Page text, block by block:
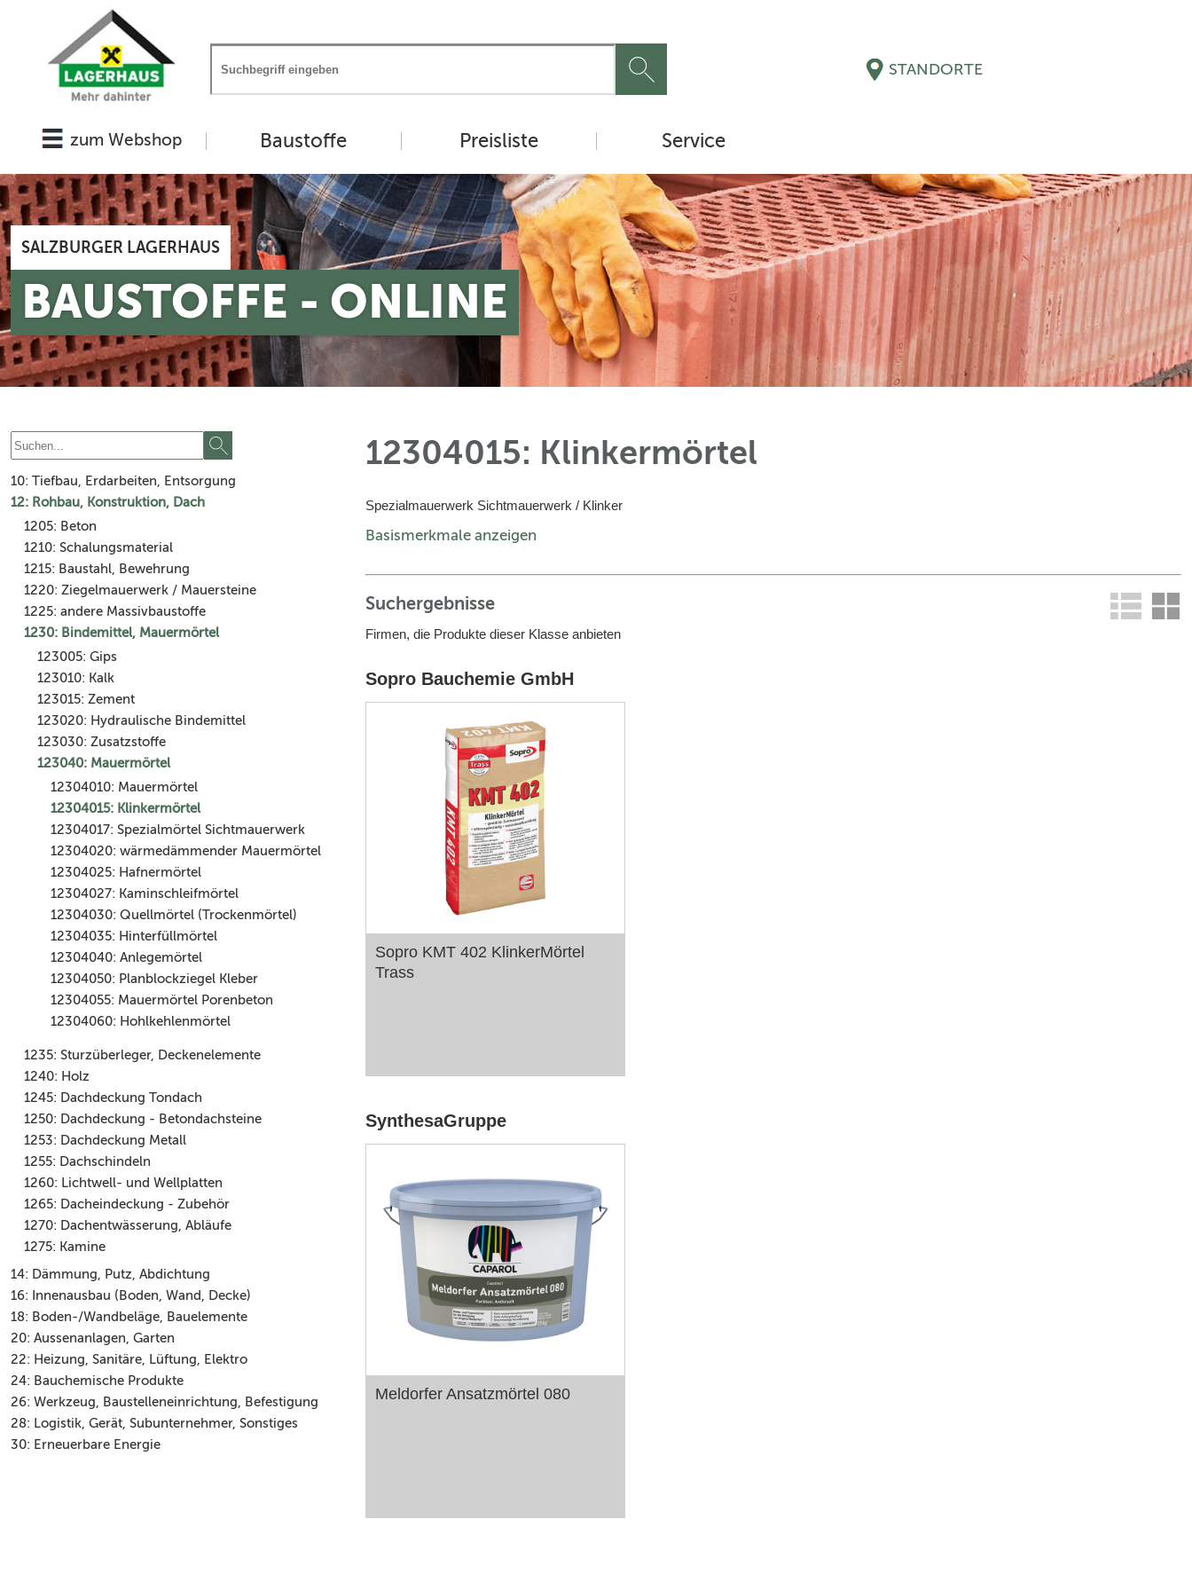
STANDORTE
zum Webshop Baustoffe Preisliste Service
SALZBURGER LAGERHAUS
BAUSTOFFE - ONLINE
10: Tiefbau, Erdarbeiten, Entsorgung
12: Rohbau, Konstruktion, Dach
1205: Beton
1210: Schalungsmaterial
1215: Baustahl, Bewehrung
1220: Ziegelmauerwerk / Mauersteine
1225: andere Massivbaustoffe
1230: Bindemittel, Mauermörtel
123005: Gips
123010: Kalk
123015: Zement
123020: Hydraulische Bindemittel
123030: Zusatzstoffe
123040: Mauermörtel
12304010: Mauermörtel
12304015: Klinkermörtel
12304017: Spezialmörtel Sichtmauerwerk
12304020: wärmedämmender Mauermörtel
12304025: Hafnermörtel
12304027: Kaminschleifmörtel
12304030: Quellmörtel (Trockenmörtel)
12304035: Hinterfüllmörtel
12304040: Anlegemörtel
12304050: Planblockziegel Kleber
12304055: Mauermörtel Porenbeton
12304060: Hohlkehlenmörtel
1235: Sturzüberleger, Deckenelemente
1240: Holz
1245: Dachdeckung Tondach
1250: Dachdeckung - Betondachsteine
1253: Dachdeckung Metall
1255: Dachschindeln
1260: Lichtwell- und Wellplatten
1265: Dacheindeckung - Zubehör
1270: Dachentwässerung, Abläufe
1275: Kamine
14: Dämmung, Putz, Abdichtung
16: Innenausbau (Boden, Wand, Decke)
18: Boden-/Wandbeläge, Bauelemente
20: Aussenanlagen, Garten
22: Heizung, Sanitäre, Lüftung, Elektro
24: Bauchemische Produkte
26: Werkzeug, Baustelleneinrichtung, Befestigung
28: Logistik, Gerät, Subunternehmer, Sonstiges
30: Erneuerbare Energie
12304015: Klinkermörtel
Spezialmauerwerk Sichtmauerwerk / Klinker
Basismerkmale anzeigen
Suchergebnisse
Firmen, die Produkte dieser Klasse anbieten
Sopro Bauchemie GmbH
Sopro KMT 402 KlinkerMörtel
Trass
SynthesaGruppe
Meldorfer Ansatzmörtel 080